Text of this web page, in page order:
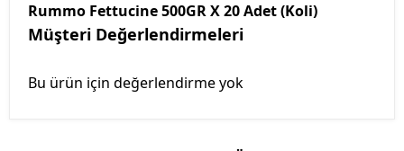
Rummo Fettucine 500GR X 20 Adet (Koli)
Müşteri Değerlendirmeleri
Bu ürün için değerlendirme yok